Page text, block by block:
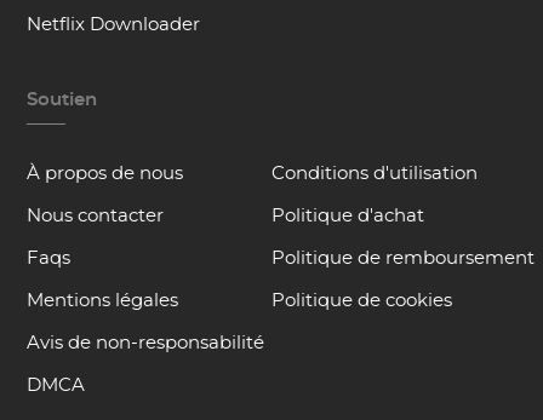
Netflix Downloader
Soutien
À propos de nous
Nous contacter
Faqs
Mentions légales
Avis de non-responsabilité
DMCA
Conditions d'utilisation
Politique d'achat
Politique de remboursement
Politique de cookies